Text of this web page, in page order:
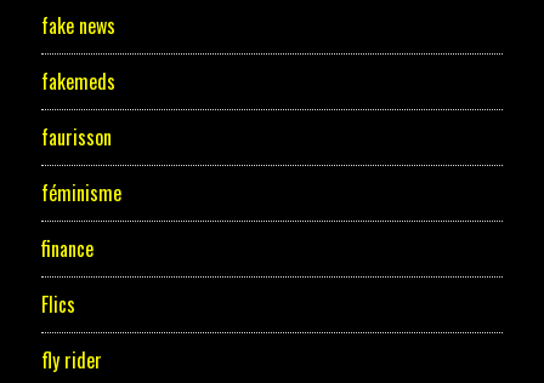
fake news
fakemeds
faurisson
féminisme
finance
Flics
fly rider